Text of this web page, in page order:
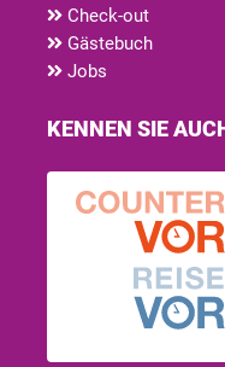
Check-out
Gästebuch
Jobs
KENNEN SIE